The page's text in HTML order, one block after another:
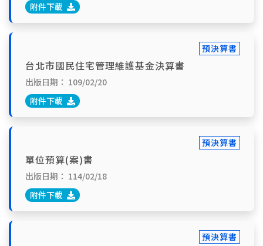
附件下載
預決算書
台北市國民住宅管理維護基金決算書
出版日期： 109/02/20
附件下載
預決算書
單位預算(案)書
出版日期： 114/02/18
附件下載
預決算書